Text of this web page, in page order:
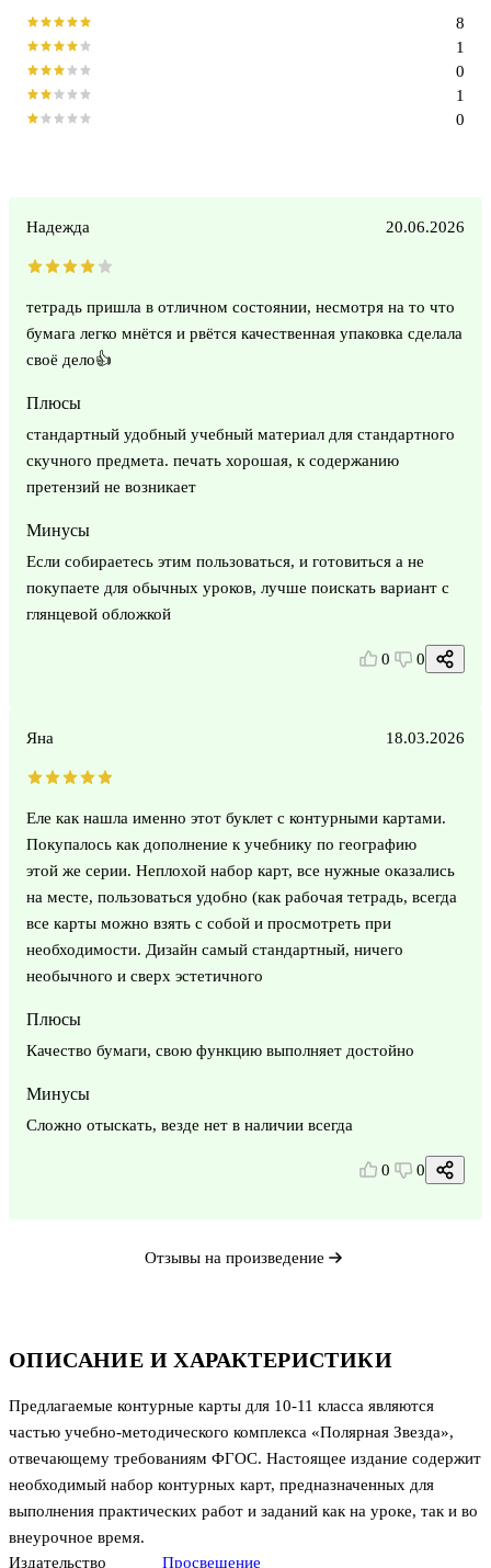
ОПИСАНИЕ И ХАРАКТЕРИСТИКИ
Предлагаемые контурные карты для 10-11 класса являются
частью учебно-методического комплекса «Полярная Звезда»,
отвечающему требованиям ФГОС. Настоящее издание содержит
необходимый набор контурных карт, предназначенных для
выполнения практических работ и заданий как на уроке, так и во
внеурочное время.
Издательство
Просвещение
0
1
0
1
8
Надежда 20.06.2026
тетрадь пришла в отличном состоянии, несмотря на то что
бумага легко мнётся и рвётся качественная упаковка сделала
своё дело👍
Плюсы
стандартный удобный учебный материал для стандартного
скучного предмета. печать хорошая, к содержанию
претензий не возникает
Минусы
Если собираетесь этим пользоваться, и готовиться а не
покупаете для обычных уроков, лучше поискать вариант с
глянцевой обложкой
0 0
Яна 18.03.2026
Еле как нашла именно этот буклет с контурными картами.
Покупалось как дополнение к учебнику по географию
этой же серии. Неплохой набор карт, все нужные оказались
на месте, пользоваться удобно (как рабочая тетрадь, всегда
все карты можно взять с собой и просмотреть при
необходимости. Дизайн самый стандартный, ничего
необычного и сверх эстетичного
Плюсы
Качество бумаги, свою функцию выполняет достойно
Минусы
Сложно отыскать, везде нет в наличии всегда
0 0
Отзывы на произведение